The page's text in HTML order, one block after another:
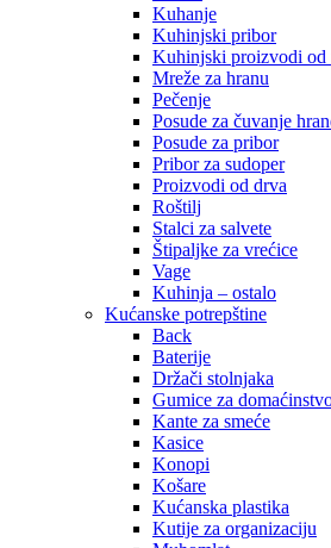
Kuhanje
Kuhinjski pribor
Kuhinjski proizvodi od
Mreže za hranu
Pečenje
Posude za čuvanje
Posude za pribor
Pribor za sudoper
Proizvodi od drva
Roštilj
Stalci za salvete
Štipaljke za vrećice
Vage
Kuhinja – ostalo
Kućanske potrepštine
Back
Baterije
Držači stolnjaka
Gumice za
Kante za smeće
Kasice
Konopi
Košare
Kućanska plastika
Kutije za organizaciju